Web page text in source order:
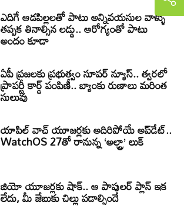
ఎదిగే ఆడపిల్లలతో పాటు అన్నివయసుల వాళ్ళు
తప్పక తినాల్సిన లడ్డు.. ఆరోగ్యంతో పాటు
అందం కూడా
ఏపీ ప్రజలకు ప్రభుత్వం సూపర్ న్యూస్.. త్వరలో
ప్రాపర్టీ కార్డ్ పంపిణీ.. బ్యాంకు రుణాలు మరింత
సులువు
యాపిల్ వాచ్ యూజర్లకు అదిరిపోయే అప్‌డేట్..
WatchOS 27తో రానున్న ‘అల్ట్రా’ లుక్
జియో యూజర్లకు షాక్.. ఆ పాపులర్ ప్లాన్ ఇక
లేదు, మీ జేబుకు చిల్లు పడాల్సిందే